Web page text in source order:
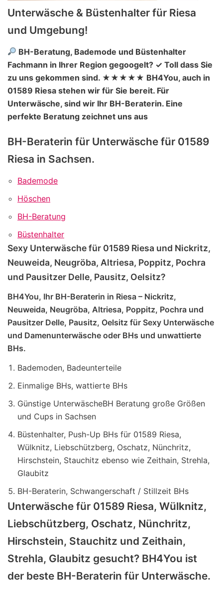
Unterwäsche & Büstenhalter für Riesa
und Umgebung!
BH-Beratung, Bademode und Büstenhalter
Fachmann in Ihrer Region gegoogelt? ✓ Toll dass Sie
zu uns gekommen sind. ★★★★★ BH4You, auch in
01589 Riesa stehen wir für Sie bereit. Für
Unterwäsche, sind wir Ihr BH-Beraterin. Eine
perfekte Beratung zeichnet uns aus
BH-Beraterin für Unterwäsche für 01589
Riesa in Sachsen.
Bademode
Höschen
BH-Beratung
Büstenhalter
Sexy Unterwäsche für 01589 Riesa und Nickritz,
Neuweida, Neugröba, Altriesa, Poppitz, Pochra
und Pausitzer Delle, Pausitz, Oelsitz?
BH4You, Ihr BH-Beraterin in Riesa – Nickritz,
Neuweida, Neugröba, Altriesa, Poppitz, Pochra und
Pausitzer Delle, Pausitz, Oelsitz für Sexy Unterwäsche
und Damenunterwäsche oder BHs und unwattierte
BHs.
Bademoden, Badeunterteile
Einmalige BHs, wattierte BHs
Günstige UnterwäscheBH Beratung große Größen
und Cups in Sachsen
Büstenhalter, Push-Up BHs für 01589 Riesa,
Wülknitz, Liebschützberg, Oschatz, Nünchritz,
Hirschstein, Stauchitz ebenso wie Zeithain, Strehla,
Glaubitz
BH-Beraterin, Schwangerschaft / Stillzeit BHs
Unterwäsche für 01589 Riesa, Wülknitz,
Liebschützberg, Oschatz, Nünchritz,
Hirschstein, Stauchitz und Zeithain,
Strehla, Glaubitz gesucht? BH4You ist
der beste BH-Beraterin für Unterwäsche.